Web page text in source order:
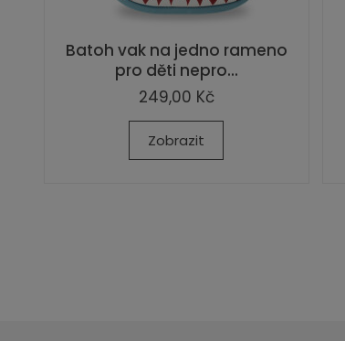
Batoh vak na jedno rameno
pro děti nepro...
249,00 Kč
Zobrazit